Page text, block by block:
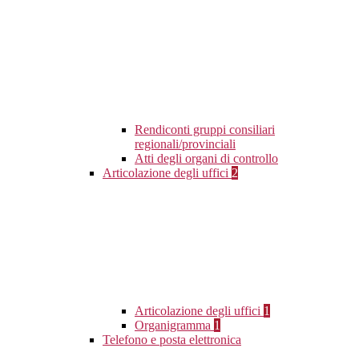
Rendiconti gruppi consiliari
regionali/provinciali
Atti degli organi di controllo
Articolazione degli uffici 2
Articolazione degli uffici 1
Organigramma 1
Telefono e posta elettronica